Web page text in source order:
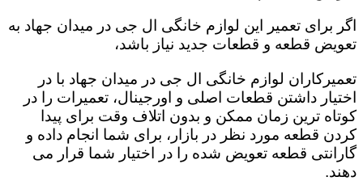
اگر برای تعمیر این لوازم خانگی ال جی در میدان جهاد به
تعویض قطعه و قطعات جدید نیاز باشد،
تعمیرکاران لوازم خانگی ال جی در میدان جهاد با در
اختیار داشتن قطعات اصلی و اورجینال، تعمیرات را در
کوتاه ترین زمان ممکن و بدون اتلاف وقت برای پیدا
کردن قطعه مورد نظر در بازار، برای شما انجام داده و
گارانتی قطعه تعویض شده را در اختیار شما قرار می
دهند.